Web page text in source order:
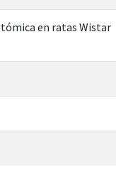
en ratas Wistar